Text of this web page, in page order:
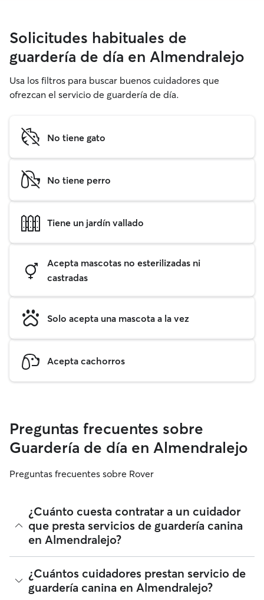
Solicitudes habituales de
guardería de día en Almendralejo
Usa los filtros para buscar buenos cuidadores que
ofrezcan el servicio de guardería de día.
No tiene gato
No tiene perro
Tiene un jardín vallado
Acepta mascotas no esterilizadas ni
castradas
Solo acepta una mascota a la vez
Acepta cachorros
Preguntas frecuentes sobre
Guardería de día en Almendralejo
Preguntas frecuentes sobre Rover
¿Cuánto cuesta contratar a un cuidador
que presta servicios de guardería canina
en Almendralejo?
Los cuidadores en Rover tienen plena libertad para fijar sus
tarifas. El coste medio de un cuidador con guardería para
perros en Almendralejo en Rover en agosto 2026 fue de
¿Cuántos cuidadores prestan servicio de
guardería canina en Almendralejo?